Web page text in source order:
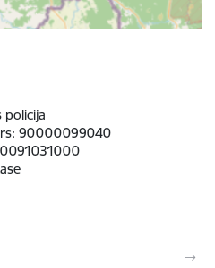
policija
90000099040